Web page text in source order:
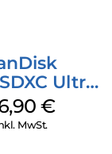
Ultra
+ Adapter
€
MwSt.